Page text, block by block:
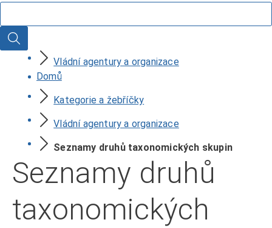
Hledat
Vládní agentury a organizace
Domů
Kategorie a žebříčky
Vládní agentury a organizace
Seznamy druhů taxonomických skupin
Seznamy druhů
taxonomických